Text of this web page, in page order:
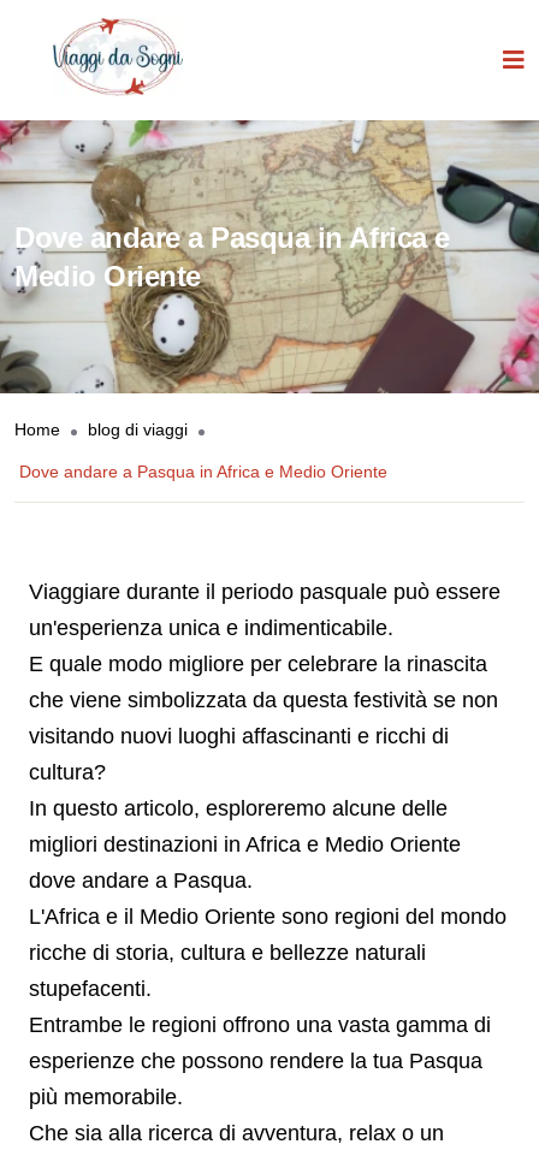
Dove andare a Pasqua in Africa e
Medio Oriente
Home blog di viaggi
Dove andare a Pasqua in Africa e Medio Oriente
Viaggiare durante il periodo pasquale può essere
un'esperienza unica e indimenticabile.
E quale modo migliore per celebrare la rinascita
che viene simbolizzata da questa festività se non
visitando nuovi luoghi affascinanti e ricchi di
cultura?
In questo articolo, esploreremo alcune delle
migliori destinazioni in Africa e Medio Oriente
dove andare a Pasqua.
L'Africa e il Medio Oriente sono regioni del mondo
ricche di storia, cultura e bellezze naturali
stupefacenti.
Entrambe le regioni offrono una vasta gamma di
esperienze che possono rendere la tua Pasqua
più memorabile.
Che sia alla ricerca di avventura, relax o un